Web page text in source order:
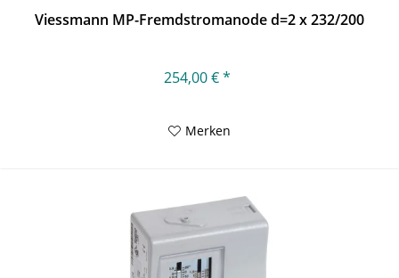
Viessmann MP-Fremdstromanode d=2 x 232/200
254,00 € *
Merken